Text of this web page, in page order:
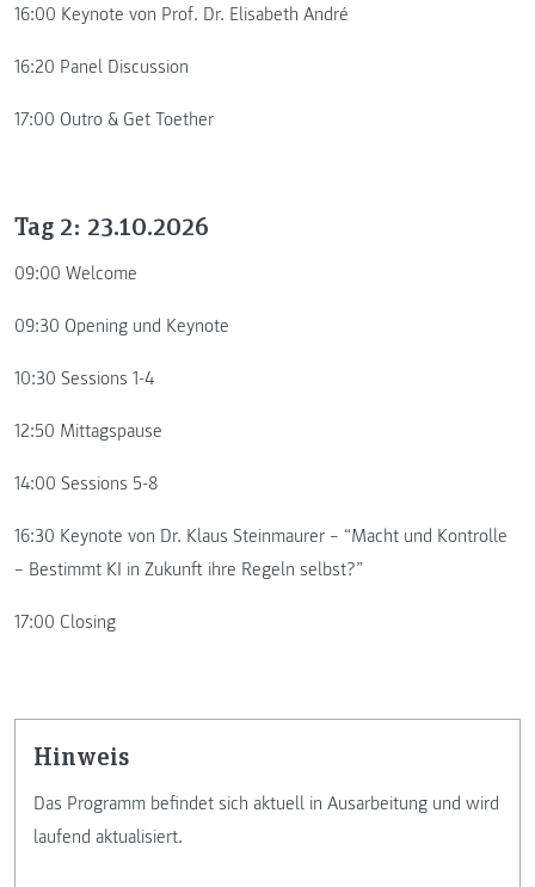
16:00 Keynote von Prof. Dr. Elisabeth André
16:20 Panel Discussion
17:00 Outro & Get Toether
Tag 2: 23.10.2026
09:00 Welcome
09:30 Opening und Keynote
10:30 Sessions 1-4
12:50 Mittagspause
14:00 Sessions 5-8
16:30 Keynote von Dr. Klaus Steinmaurer – “Macht und Kontrolle
– Bestimmt KI in Zukunft ihre Regeln selbst?”
17:00 Closing
Hinweis
Das Programm befindet sich aktuell in Ausarbeitung und wird
laufend aktualisiert.